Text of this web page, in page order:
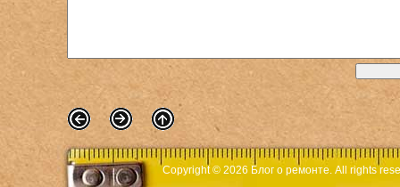
Copyright © 2026 Блог о ремонте. All rights